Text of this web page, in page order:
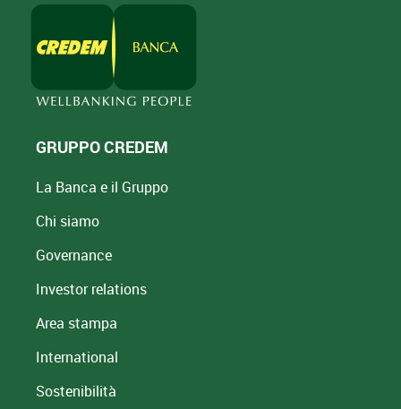
GRUPPO CREDEM
La Banca e il Gruppo
Chi siamo
Governance
Investor relations
Area stampa
International
Sostenibilità